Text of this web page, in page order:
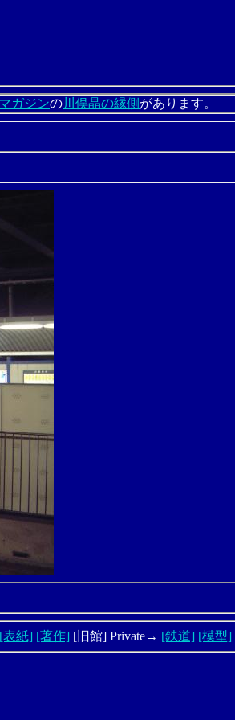
ガジンの川俣晶の縁側 があります。
[表紙] [著作] [旧館] Private→ [鉄道] [模型]